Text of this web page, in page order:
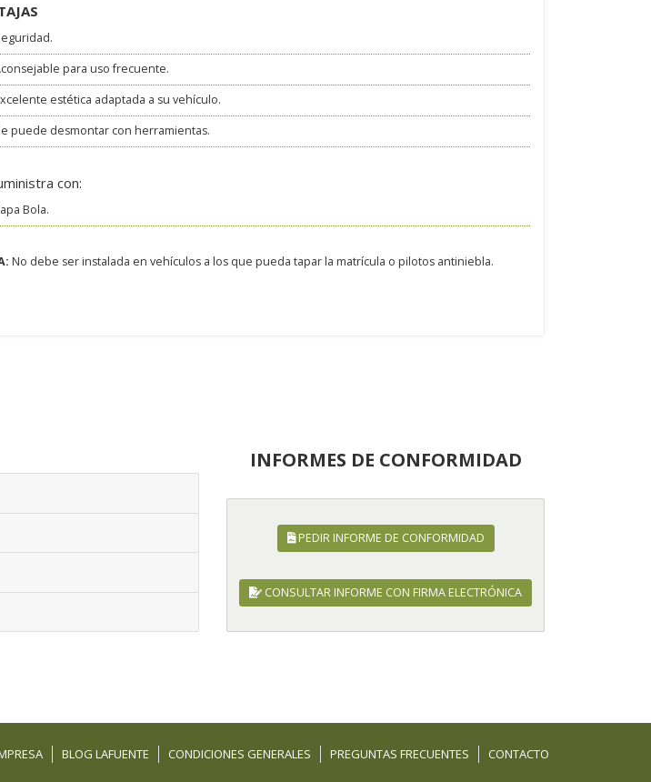
para uso frecuente.
estética adaptada a su vehículo.
puede desmontar con herramientas.
con:
Bola.
No debe ser instalada en vehículos a los que pueda tapar la matrícula o pilotos antiniebla.
INFORMES DE CONFORMIDAD
PEDIR INFORME DE CONFORMIDAD
CONSULTAR INFORME CON FIRMA ELECTRÓNICA
BLOG LAFUENTE CONDICIONES GENERALES PREGUNTAS FRECUENTES CONTACTO